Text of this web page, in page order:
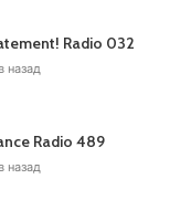
Radio 032
назад
Radio 489
назад